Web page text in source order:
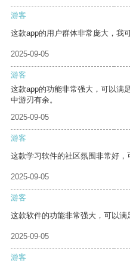
游客
这款app的用户群体非常庞大，我
2025-09-05
游客
这款app的功能非常强大，可以满
中游刃有余。
2025-09-05
游客
这款学习软件的社区氛围非常好，
2025-09-05
游客
这款软件的功能非常强大，可以满
2025-09-05
游客